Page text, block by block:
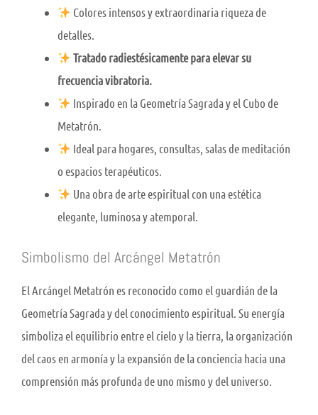
Colores intensos y extraordinaria riqueza de
detalles.
Tratado radiestésicamente para elevar su
frecuencia vibratoria.
Inspirado en la Geometría Sagrada y el Cubo de
Metatrón.
Ideal para hogares, consultas, salas de meditación
o espacios terapéuticos.
Una obra de arte espiritual con una estética
elegante, luminosa y atemporal.
Simbolismo del Arcángel Metatrón
El Arcángel Metatrón es reconocido como el guardián de la
Geometría Sagrada y del conocimiento espiritual. Su energía
simboliza el equilibrio entre el cielo y la tierra, la organización
del caos en armonía y la expansión de la conciencia hacia una
comprensión más profunda de uno mismo y del universo.